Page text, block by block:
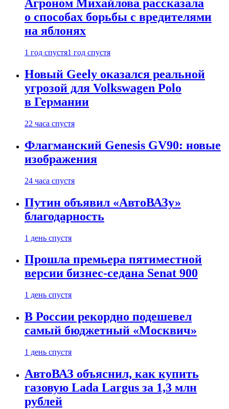
Агроном Михайлова рассказала
о способах борьбы с вредителями
на яблонях
1 год спустя1 год спустя
Новый Geely оказался реальной
угрозой для Volkswagen Polo
в Германии
22 часа спустя
Флагманский Genesis GV90: новые
изображения
24 часа спустя
Путин объявил «АвтоВАЗу»
благодарность
1 день спустя
Прошла премьера пятиместной
версии бизнес-седана Senat 900
1 день спустя
В России рекордно подешевел
самый бюджетный «Москвич»
1 день спустя
АвтоВАЗ объяснил, как купить
газовую Lada Largus за 1,3 млн
рублей